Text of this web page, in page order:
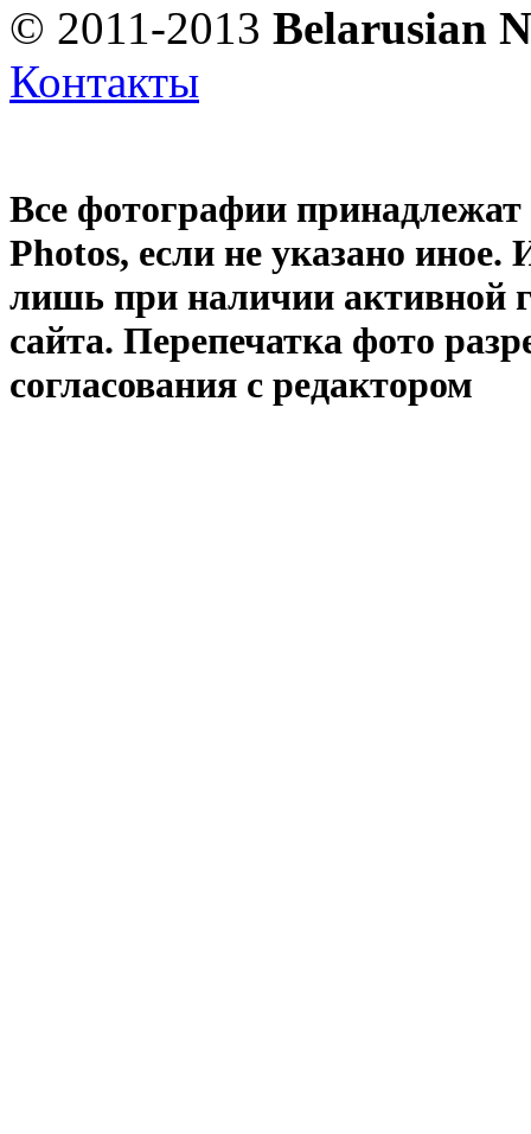
© 2011-2013 Belarusian
Контакты
Все фотографии
Photos, если не указано иное.
лишь при наличии активной
сайта. Перепечатка фото
согласования с редактором